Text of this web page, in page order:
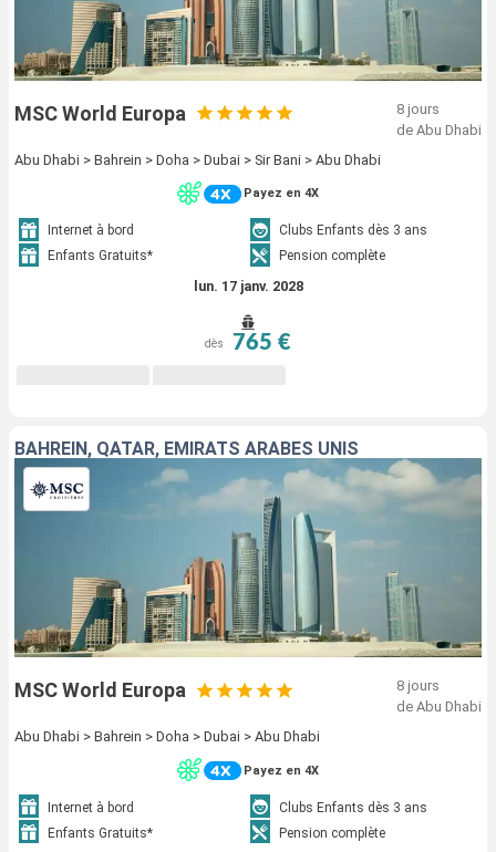
MSC World Europa
8 jours
de Abu Dhabi
Abu Dhabi > Bahrein > Doha > Dubai > Sir Bani > Abu Dhabi
Payez en 4X
Internet à bord
Clubs Enfants dès 3 ans
Enfants Gratuits*
Pension complète
lun. 17 janv. 2028
dès 765 €
BAHREIN, QATAR, EMIRATS ARABES UNIS
MSC World Europa
8 jours
de Abu Dhabi
Abu Dhabi > Bahrein > Doha > Dubai > Abu Dhabi
Payez en 4X
Internet à bord
Clubs Enfants dès 3 ans
Enfants Gratuits*
Pension complète